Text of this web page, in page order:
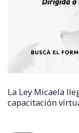
La Ley Micaela
capacitación